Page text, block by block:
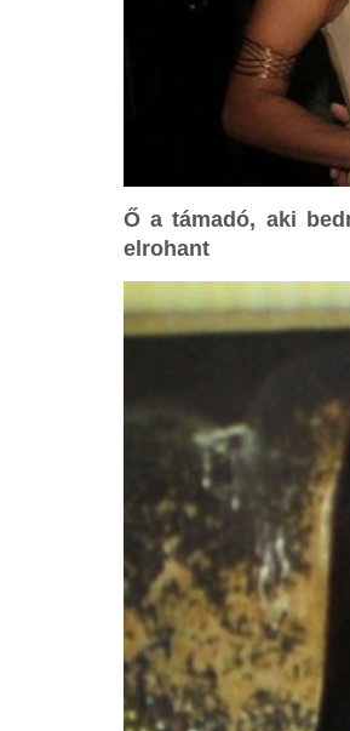
Ő a támadó, aki
elrohant